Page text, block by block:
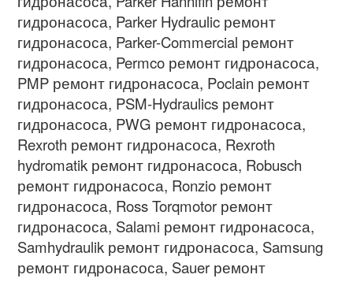
гидронасоса, Parker Hydraulic ремонт
гидронасоса, Parker-Commercial ремонт
гидронасоса, Permco ремонт гидронасоса,
PMP ремонт гидронасоса, Poclain ремонт
гидронасоса, PSM-Hydraulics ремонт
гидронасоса, PWG ремонт гидронасоса,
Rexroth ремонт гидронасоса, Rexroth
hydromatik ремонт гидронасоса, Robusch
ремонт гидронасоса, Ronzio ремонт
гидронасоса, Ross Torqmotor ремонт
гидронасоса, Salami ремонт гидронасоса,
Samhydraulik ремонт гидронасоса, Samsung
ремонт гидронасоса, Sauer ремонт